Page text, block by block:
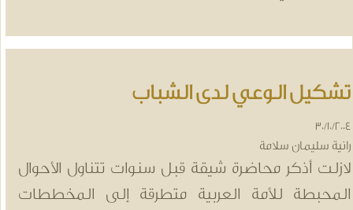
الوعي لدى الشباب
30/10/
سليمان سلامة
أذكر محاضرة شيقة قبل سنوات تتناول الأحوال
للأمة العربية متطرقة إلى المخططات